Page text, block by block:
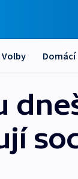
Volby Domácí